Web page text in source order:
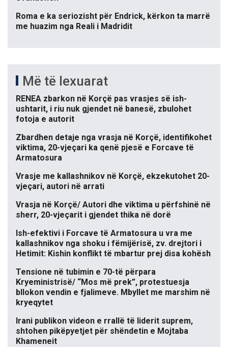
Roma e ka seriozisht për Endrick, kërkon ta marrë
me huazim nga Reali i Madridit
Më të lexuarat
RENEA zbarkon në Korçë pas vrasjes së ish-
ushtarit, i riu nuk gjendet në banesë, zbulohet
fotoja e autorit
Zbardhen detaje nga vrasja në Korçë, identifikohet
viktima, 20-vjeçari ka qenë pjesë e Forcave të
Armatosura
Vrasje me kallashnikov në Korçë, ekzekutohet 20-
vjeçari, autori në arrati
Vrasja në Korçë/ Autori dhe viktima u përfshinë në
sherr, 20-vjeçarit i gjendet thika në dorë
Ish-efektivi i Forcave të Armatosura u vra me
kallashnikov nga shoku i fëmijërisë, zv. drejtori i
Hetimit: Kishin konflikt të mbartur prej disa kohësh
Tensione në tubimin e 70-të përpara
Kryeministrisë/ “Mos më prek”, protestuesja
bllokon vendin e fjalimeve. Mbyllet me marshim në
kryeqytet
Irani publikon videon e rrallë të liderit suprem,
shtohen pikëpyetjet për shëndetin e Mojtaba
Khameneit